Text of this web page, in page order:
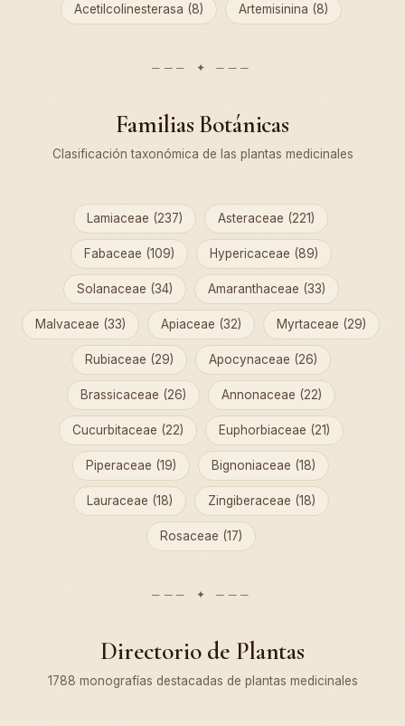
Acetilcolinesterasa (8) Artemisinina (8)
Familias Botánicas
Clasificación taxonómica de las plantas medicinales
Lamiaceae (237) Asteraceae (221)
Fabaceae (109) Hypericaceae (89)
Solanaceae (34) Amaranthaceae (33)
Malvaceae (33) Apiaceae (32) Myrtaceae (29)
Rubiaceae (29) Apocynaceae (26)
Brassicaceae (26) Annonaceae (22)
Cucurbitaceae (22) Euphorbiaceae (21)
Piperaceae (19) Bignoniaceae (18)
Lauraceae (18) Zingiberaceae (18)
Rosaceae (17)
Directorio de Plantas
1788 monografías destacadas de plantas medicinales